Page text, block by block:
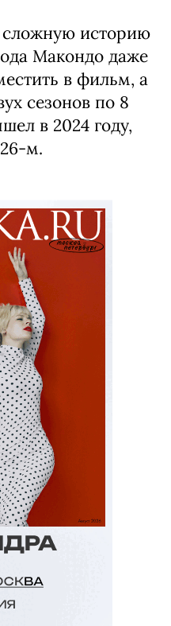
историю
Макондо даже
в фильм, а
сезонов по 8
в 2024 году,
м.